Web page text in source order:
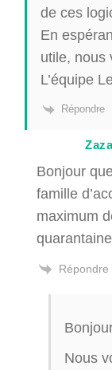
de ces
En
utile, nous
L’équipe
Répondre
Bonjour
famille
maximum
Répondre
Nous